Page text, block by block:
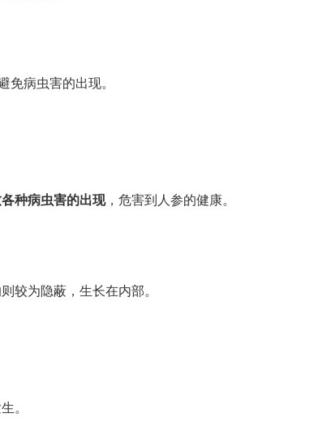
免病虫害的出现。
种病虫害的出现，危害到人参的健康。
较为隐蔽，生长在内部。
。